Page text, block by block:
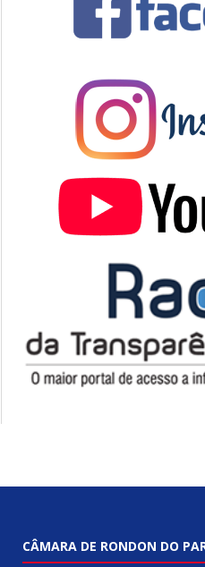
CÂMARA DE RONDON DO